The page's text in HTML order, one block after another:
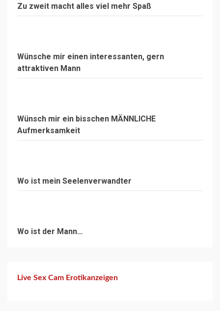
Zu zweit macht alles viel mehr Spaß
Wünsche mir einen interessanten, gern
attraktiven Mann
Wünsch mir ein bisschen MÄNNLICHE
Aufmerksamkeit
Wo ist mein Seelenverwandter
Wo ist der Mann…
Live Sex Cam Erotikanzeigen